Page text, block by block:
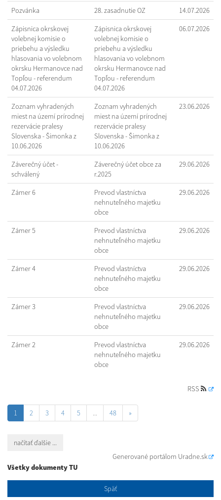
Pozvánka 28. zasadnutie OZ 14.07.2026
Zápisnica okrskovej
volebnej komisie o
priebehu a výsledku
hlasovania vo volebnom
okrsku Hermanovce nad
Topľou - referendum
04.07.2026
Zápisnica okrskovej
volebnej komisie o
priebehu a výsledku
hlasovania vo volebnom
okrsku Hermanovce nad
Topľou - referendum
04.07.2026
06.07.2026
Zoznam vyhradených
miest na území prírodnej
rezervácie pralesy
Slovenska - Šimonka z
10.06.2026
Zoznam vyhradených
miest na území prírodnej
rezervácie pralesy
Slovenska - Šimonka z
10.06.2026
23.06.2026
Záverečný účet -
schválený
Záverečný účet obce za
r.2025
29.06.2026
Zámer 6
Prevod vlastníctva
nehnuteľného majetku
obce
29.06.2026
Zámer 5
Prevod vlastníctva
nehnuteľného majetku
obce
29.06.2026
Zámer 4
Prevod vlastníctva
nehnuteľného majetku
obce
29.06.2026
Zámer 3
Prevod vlastníctva
nehnuteľného majetku
obce
29.06.2026
Zámer 2
Prevod vlastníctva
nehnuteľného majetku
obce
29.06.2026
RSS
1 2 3 4 5 ... 48 »
načítať ďalšie ...
Generované portálom Uradne.sk
Všetky dokumenty TU
Späť